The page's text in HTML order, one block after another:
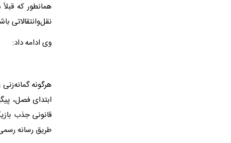
همانطور که
نقل‌وانتقالاتی
وی ادامه داد:
هرگونه
ابتدای فصل،
قانونی جذب
طریق رسانه